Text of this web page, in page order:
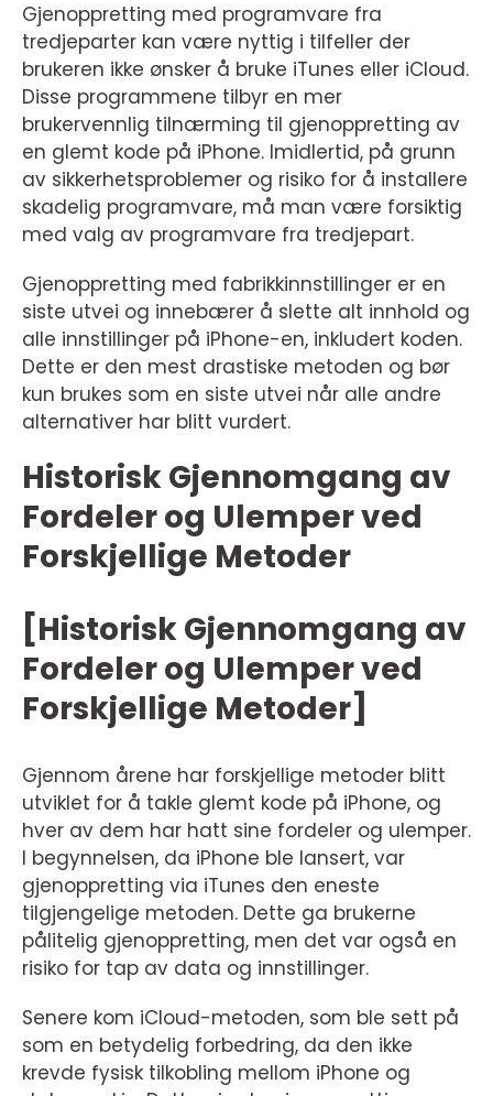
Gjenoppretting med programvare fra
tredjeparter kan være nyttig i tilfeller der
brukeren ikke ønsker å bruke iTunes eller iCloud.
Disse programmene tilbyr en mer
brukervennlig tilnærming til gjenoppretting av
en glemt kode på iPhone. Imidlertid, på grunn
av sikkerhetsproblemer og risiko for å installere
skadelig programvare, må man være forsiktig
med valg av programvare fra tredjepart.
Gjenoppretting med fabrikkinnstillinger er en
siste utvei og innebærer å slette alt innhold og
alle innstillinger på iPhone-en, inkludert koden.
Dette er den mest drastiske metoden og bør
kun brukes som en siste utvei når alle andre
alternativer har blitt vurdert.
Historisk Gjennomgang av
Fordeler og Ulemper ved
Forskjellige Metoder
[Historisk Gjennomgang av
Fordeler og Ulemper ved
Forskjellige Metoder]
Gjennom årene har forskjellige metoder blitt
utviklet for å takle glemt kode på iPhone, og
hver av dem har hatt sine fordeler og ulemper.
I begynnelsen, da iPhone ble lansert, var
gjenoppretting via iTunes den eneste
tilgjengelige metoden. Dette ga brukerne
pålitelig gjenoppretting, men det var også en
risiko for tap av data og innstillinger.
Senere kom iCloud-metoden, som ble sett på
som en betydelig forbedring, da den ikke
krevde fysisk tilkobling mellom iPhone og